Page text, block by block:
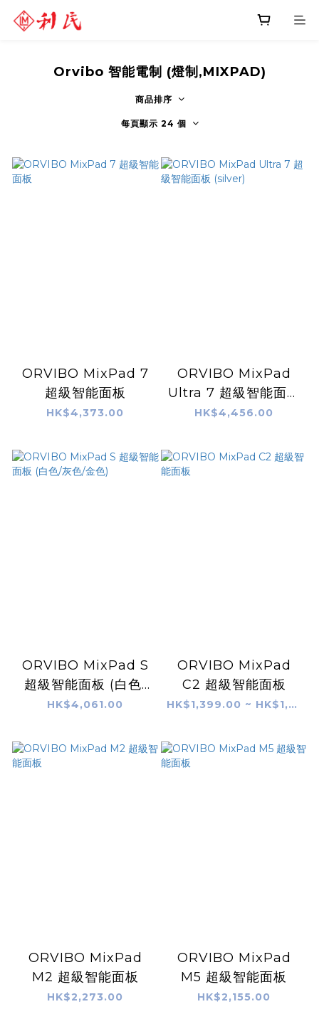
Orvibo 智能電制 (燈制,MIXPAD)
商品排序
每頁顯示 24 個
ORVIBO MixPad 7
超級智能面板
HK$4,373.00
ORVIBO MixPad
Ultra 7 超級智能面板
(silver)
HK$4,456.00
ORVIBO MixPad S
超級智能面板 (白色/
灰色/金色)
HK$4,061.00
ORVIBO MixPad
C2 超級智能面板
HK$1,399.00 ~ HK$1,748.00
ORVIBO MixPad
M2 超級智能面板
HK$2,273.00
ORVIBO MixPad
M5 超級智能面板
HK$2,155.00